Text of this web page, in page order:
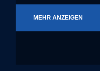
MEHR ANZEIGEN